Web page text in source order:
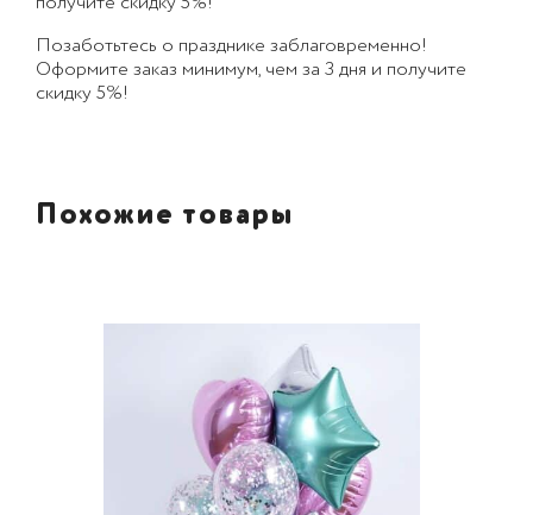
получите скидку 5%!
Позаботьтесь о празднике заблаговременно!
Оформите заказ минимум, чем за 3 дня и получите
скидку 5%!
Похожие товары